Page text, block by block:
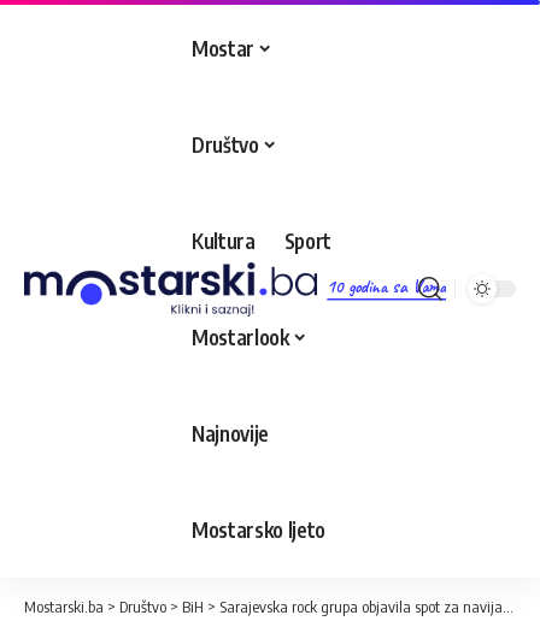
10 godina sa Vama
Mostar
Društvo
Kultura Sport
Mostarlook
Najnovije
Mostarsko ljeto
Mostarski.ba > Društvo > BiH > Sarajevska rock grupa objavila spot za navijačku pjesmu posvećenu Zmajevima…